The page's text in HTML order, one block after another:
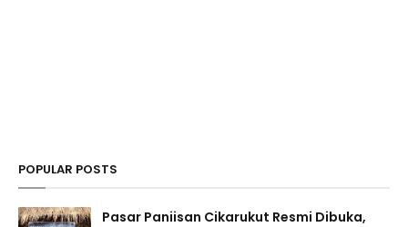
POPULAR POSTS
Pasar Paniisan Cikarukut Resmi Dibuka,